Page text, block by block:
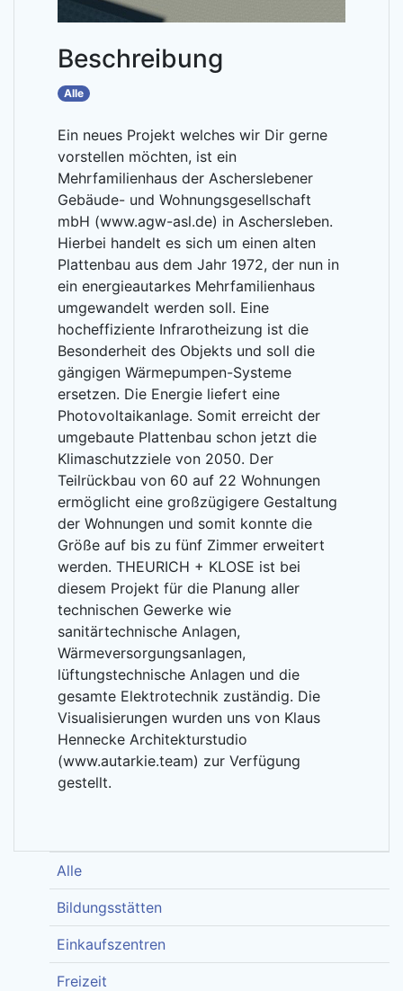
Beschreibung
Alle
Ein neues Projekt welches wir Dir gerne
vorstellen möchten, ist ein
Mehrfamilienhaus der Ascherslebener
Gebäude- und Wohnungsgesellschaft
mbH (www.agw-asl.de) in Aschersleben.
Hierbei handelt es sich um einen alten
Plattenbau aus dem Jahr 1972, der nun in
ein energieautarkes Mehrfamilienhaus
umgewandelt werden soll. Eine
hocheffiziente Infrarotheizung ist die
Besonderheit des Objekts und soll die
gängigen Wärmepumpen-Systeme
ersetzen. Die Energie liefert eine
Photovoltaikanlage. Somit erreicht der
umgebaute Plattenbau schon jetzt die
Klimaschutzziele von 2050. Der
Teilrückbau von 60 auf 22 Wohnungen
ermöglicht eine großzügigere Gestaltung
der Wohnungen und somit konnte die
Größe auf bis zu fünf Zimmer erweitert
werden. THEURICH + KLOSE ist bei
diesem Projekt für die Planung aller
technischen Gewerke wie
sanitärtechnische Anlagen,
Wärmeversorgungsanlagen,
lüftungstechnische Anlagen und die
gesamte Elektrotechnik zuständig. Die
Visualisierungen wurden uns von Klaus
Hennecke Architekturstudio
(www.autarkie.team) zur Verfügung
gestellt.
Alle
Bildungsstätten
Einkaufszentren
Freizeit